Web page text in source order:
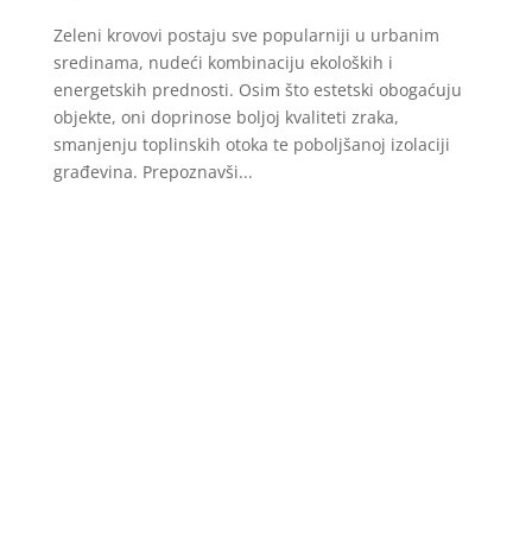
Zeleni krovovi postaju sve popularniji u urbanim
sredinama, nudeći kombinaciju ekoloških i
energetskih prednosti. Osim što estetski obogaćuju
objekte, oni doprinose boljoj kvaliteti zraka,
smanjenju toplinskih otoka te poboljšanoj izolaciji
građevina. Prepoznavši...